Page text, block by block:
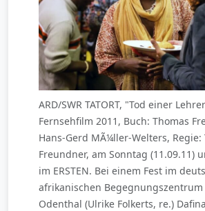
ARD/SWR TATORT, "Tod einer
Fernsehfilm 2011, Buch: Thomas
Hans-Gerd MÃ¼ller-Welters, Regie:
Freundner, am Sonntag (11.09.11)
im ERSTEN. Bei einem Fest im
afrikanischen Begegnungszentrum
Odenthal (Ulrike Folkerts, re.)